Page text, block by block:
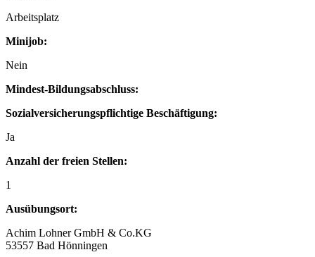
Arbeitsplatz
Minijob:
Nein
Mindest-Bildungsabschluss:
Sozialversicherungspflichtige Beschäftigung:
Ja
Anzahl der freien Stellen:
1
Ausübungsort:
Achim Lohner GmbH & Co.KG
53557 Bad Hönningen